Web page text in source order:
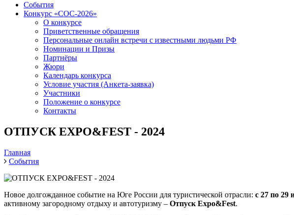
События
Конкурс «СОС-2026»
О конкурсе
Приветственные обращения
Персональные онлайн встречи с известными людьми РФ
Номинации и Призы
Партнёры
Жюри
Календарь конкурса
Условие участия (Анкета-заявка)
Участники
Положение о конкурсе
Контакты
ОТПУСК EXPO&FEST - 2024
Главная
События
Новое долгожданное событие на Юге России для туристической отрасли: с 27 по 29
активному загородному отдыху и автотуризму – Отпуск Expo&Fest.